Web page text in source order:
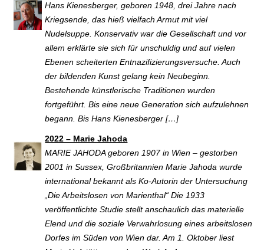
Hans Kienesberger, geboren 1948, drei Jahre nach
Kriegsende, das hieß vielfach Armut mit viel
Nudelsuppe. Konservativ war die Gesellschaft und vor
allem erklärte sie sich für unschuldig und auf vielen
Ebenen scheiterten Entnazifizierungsversuche. Auch
der bildenden Kunst gelang kein Neubeginn.
Bestehende künstlerische Traditionen wurden
fortgeführt. Bis eine neue Generation sich aufzulehnen
begann. Bis Hans Kienesberger […]
2022 – Marie Jahoda
MARIE JAHODA geboren 1907 in Wien – gestorben
2001 in Sussex, Großbritannien Marie Jahoda wurde
international bekannt als Ko-Autorin der Untersuchung
„Die Arbeitslosen von Marienthal“ Die 1933
veröffentlichte Studie stellt anschaulich das materielle
Elend und die soziale Verwahrlosung eines arbeitslosen
Dorfes im Süden von Wien dar. Am 1. Oktober liest